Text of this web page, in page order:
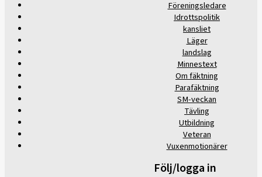
Föreningsledare
Idrottspolitik
kansliet
Läger
landslag
Minnestext
Om fäktning
Parafäktning
SM-veckan
Tävling
Utbildning
Veteran
Vuxenmotionärer
Följ/logga in